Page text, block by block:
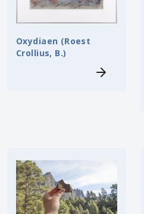
Oxydiaen (Roest
Crollius, B.)